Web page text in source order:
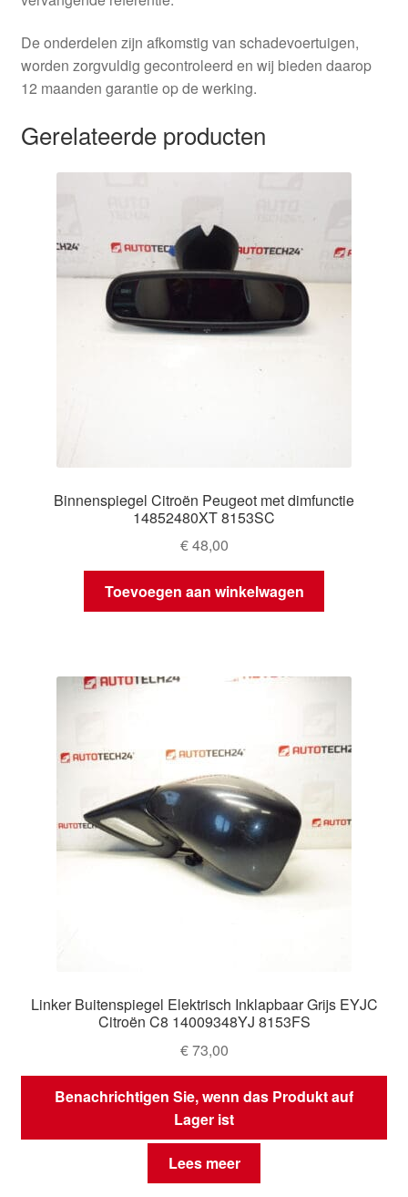
De onderdelen zijn afkomstig van schadevoertuigen,
worden zorgvuldig gecontroleerd en wij bieden daarop
12 maanden garantie op de werking.
Gerelateerde producten
Binnenspiegel Citroën Peugeot met dimfunctie
14852480XT 8153SC
€48,00
Toevoegen aan winkelwagen
Linker Buitenspiegel Elektrisch Inklapbaar Grijs EYJC
Citroën C8 14009348YJ 8153FS
€73,00
Benachrichtigen Sie, wenn das Produkt auf
Lager ist
Lees meer